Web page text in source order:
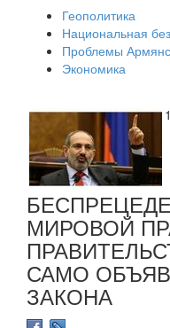
Геополитика
Национальная
Проблемы
Экономика
МИРОВОЙ
САМО
ЗАКОНА